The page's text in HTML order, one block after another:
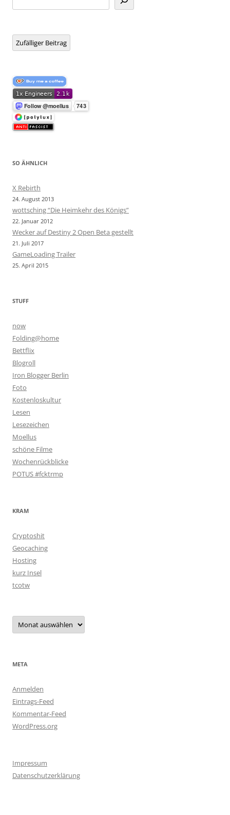
Zufälliger Beitrag
SO ÄHNLICH
X Rebirth
24. August 2013
wottsching “Die Heimkehr des Königs”
22. Januar 2012
Wecker auf Destiny 2 Open Beta gestellt
21. Juli 2017
GameLoading Trailer
25. April 2015
STUFF
now
Folding@home
Bettflix
Blogroll
Iron Blogger Berlin
Foto
Kostenloskultur
Lesen
Lesezeichen
Moellus
schöne Filme
Wochenrückblicke
POTUS #fcktrmp
KRAM
Cryptoshit
Geocaching
Hosting
kurz Insel
tcotw
Archiv
META
Anmelden
Eintrags-Feed
Kommentar-Feed
WordPress.org
Impressum
Datenschutzerklärung